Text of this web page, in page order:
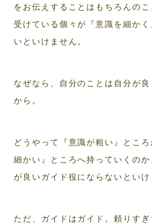
をお伝えすることはもちろんの
受けている個々が『意識を細かく
いといけません。
なぜなら、自分のことは自分が良
から。
どうやって『意識が粗い』とこ
細かい』ところへ持っていくのか
が良いガイド役にならないといけ
ただ、ガイドはガイド。頼りす